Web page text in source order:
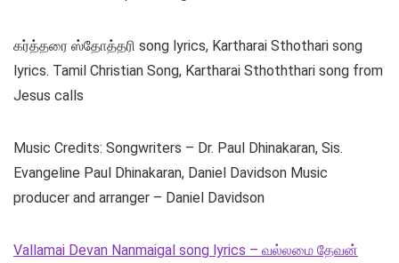
கர்த்தரை ஸ்தோத்தரி song lyrics, Kartharai Sthothari song
lyrics. Tamil Christian Song, Kartharai Sthoththari song from
Jesus calls
Music Credits: Songwriters – Dr. Paul Dhinakaran, Sis.
Evangeline Paul Dhinakaran, Daniel Davidson Music
producer and arranger – Daniel Davidson
Vallamai Devan Nanmaigal song lyrics – வல்லமை தேவன்